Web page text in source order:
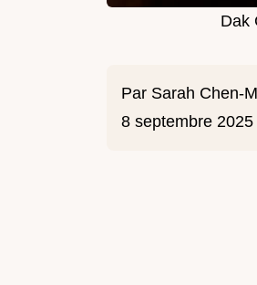
Dak
Par Sarah Chen-
8 septembre 2025